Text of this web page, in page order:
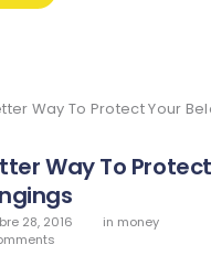
Way To
28, 2016 in money